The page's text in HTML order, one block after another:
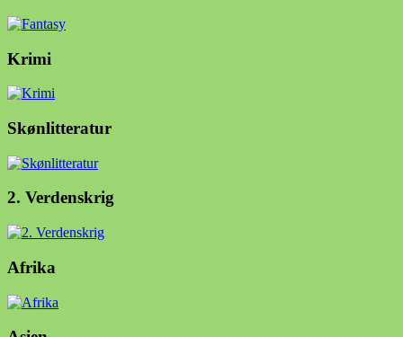
Krimi
Skønlitteratur
2. Verdenskrig
Afrika